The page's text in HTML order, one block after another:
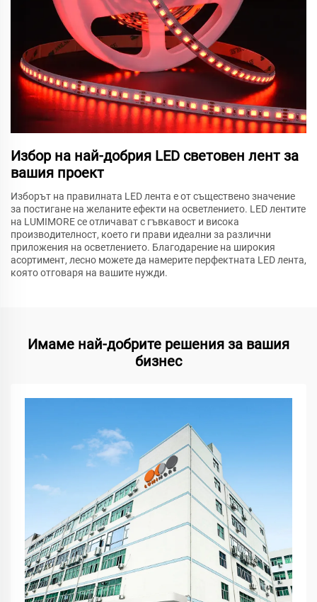
Избор на най-добрия LED световен лент за
вашия проект
Изборът на правилната LED лента е от съществено значение
за постигане на желаните ефекти на осветлението. LED лентите
на LUMIMORE се отличават с гъвкавост и висока
производителност, което ги прави идеални за различни
приложения на осветлението. Благодарение на широкия
асортимент, лесно можете да намерите перфектната LED лента,
която отговаря на вашите нужди.
Имаме най-добрите решения за вашия
бизнес